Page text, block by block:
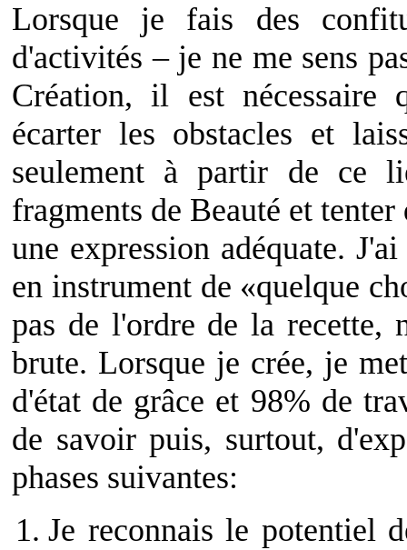
Lorsque je fais des
d'activités – je ne me sens
Création, il est nécessaire
écarter les obstacles et
seulement à partir de ce
fragments de Beauté et
une expression adéquate.
en instrument de «quelque
pas de l'ordre de la recette,
brute. Lorsque je crée, je
d'état de grâce et 98% de
de savoir puis, surtout,
phases suivantes:
Je reconnais le potentiel